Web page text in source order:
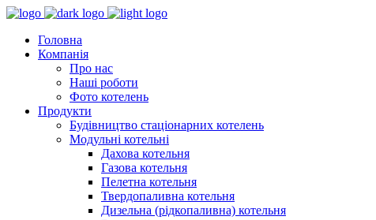
Головна
Компанія
Про нас
Наші роботи
Фото котелень
Продукти
Будівництво стаціонарних котелень
Модульні котельні
Дахова котельня
Газова котельня
Пелетна котельня
Твердопаливна котельня
Дизельна (рідкопаливна) котельня